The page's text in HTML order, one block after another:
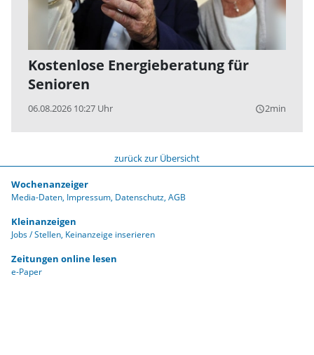
Kostenlose Energieberatung für
Senioren
06.08.2026 10:27 Uhr query_builder2min
zurück zur Übersicht
Wochenanzeiger
Media-Daten Impressum Datenschutz AGB
Kleinanzeigen
Jobs / Stellen Keinanzeige inserieren
Zeitungen online lesen
e-Paper